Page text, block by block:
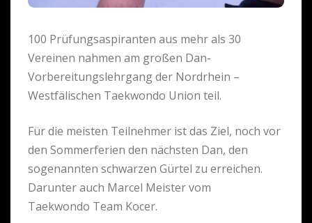
100 Prüfungsaspiranten aus mehr als 30
Vereinen nahmen am großen Dan-
Vorbereitungslehrgang der Nordrhein –
Westfälischen Taekwondo Union teil.
Für die meisten Teilnehmer ist das Ziel, noch vor
den Sommerferien den nächsten Dan, den
sogenannten schwarzen Gürtel zu erreichen.
Darunter auch Marcel Meister vom
Taekwondo Team Kocer.